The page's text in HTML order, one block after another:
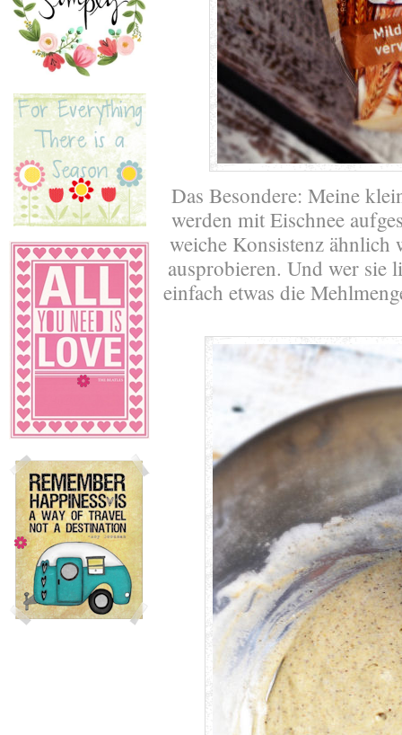
Das Besondere: Meine
werden mit Eischnee
weiche Konsistenz ähnlich
ausprobieren. Und wer sie
einfach etwas die